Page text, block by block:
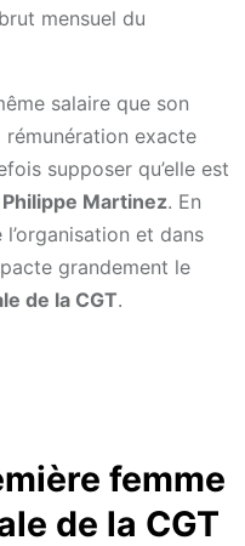
mensuel du
salaire que son
rémunération exacte
supposer qu’elle est
Philippe Martinez. En
l’organisation et dans
grandement le
de la CGT.
femme
de la CGT